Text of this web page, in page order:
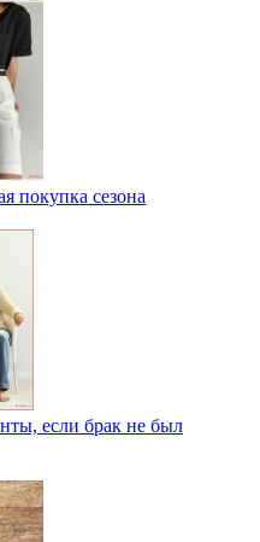
покупка сезона
если брак не был